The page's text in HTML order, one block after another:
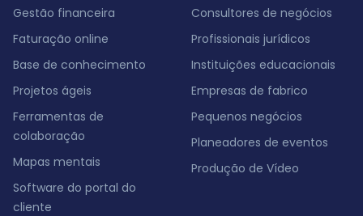
Gestão financeira
Faturação online
Base de conhecimento
Projetos ágeis
Ferramentas de
colaboração
Mapas mentais
Software do portal do
cliente
Consultores de negócios
Profissionais jurídicos
Instituições educacionais
Empresas de fabrico
Pequenos negócios
Planeadores de eventos
Produção de Vídeo